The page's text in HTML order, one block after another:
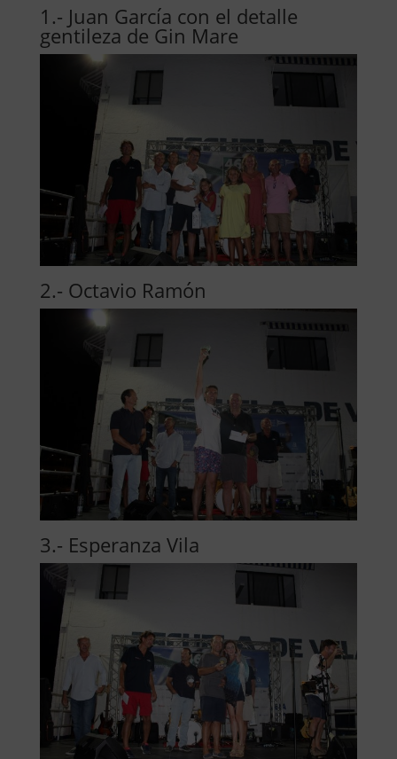
1.- Juan García con el detalle
gentileza de Gin Mare
2.- Octavio Ramón
3.- Esperanza Vila